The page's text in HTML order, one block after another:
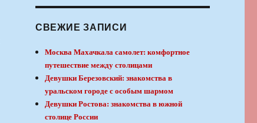
СВЕЖИЕ ЗАПИСИ
Москва Махачкала самолет: комфортное
путешествие между столицами
Девушки Березовский: знакомства в
уральском городе с особым шармом
Девушки Ростова: знакомства в южной
столице России